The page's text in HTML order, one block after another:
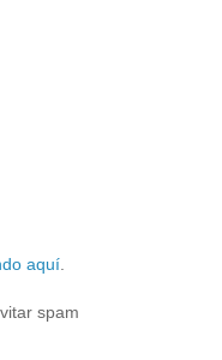
aquí
spam